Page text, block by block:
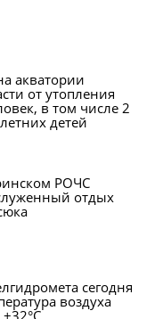
акватории
от утопления
в том числе 2
детей
РОЧС
отдых
сегодня
воздуха